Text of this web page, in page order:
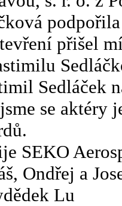
přišel
Sedláček
se aktéry
SEKO
Ondřej a
Lu